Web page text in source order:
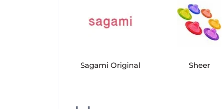
Sagami Original Sheer